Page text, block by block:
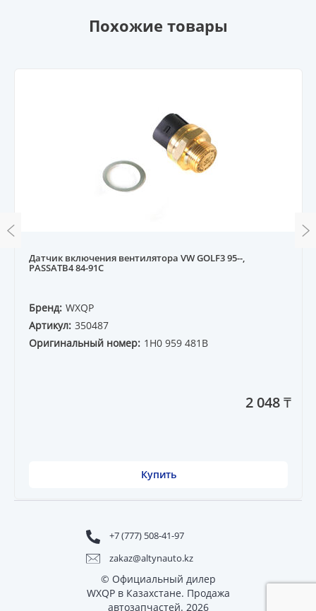
Похожие товары
Датчик включения вентилятора VW GOLF3 95--,
PASSATB4 84-91C
Бренд: WXQP
Артикул: 350487
Оригинальный номер: 1H0 959 481B
2 048 ₸
Купить
+7 (777) 508-41-97
zakaz@altynauto.kz
© Официальный дилер
WXQP в Казахстане. Продажа
автозапчастей. 2026